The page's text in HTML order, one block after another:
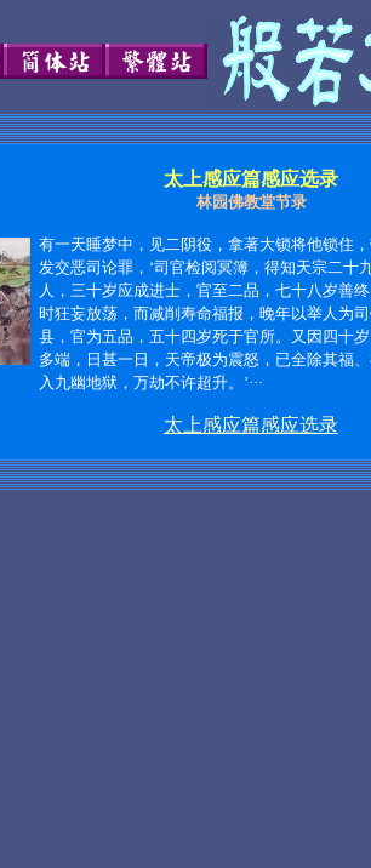
太上感应篇感应选录
林园佛教堂节录
有一天睡梦中，见二阴役，拿著大锁将他锁住
发交恶司论罪，‘司官检阅冥簿，得知天宗二十
人，三十岁应成进士，官至二品，七十八岁善
时狂妄放荡，而减削寿命福报，晚年以举人为
县，官为五品，五十四岁死于官所。又因四十
多端，日甚一日，天帝极为震怒，已全除其福
入九幽地狱，万劫不许超升。’···
太上感应篇感应选录